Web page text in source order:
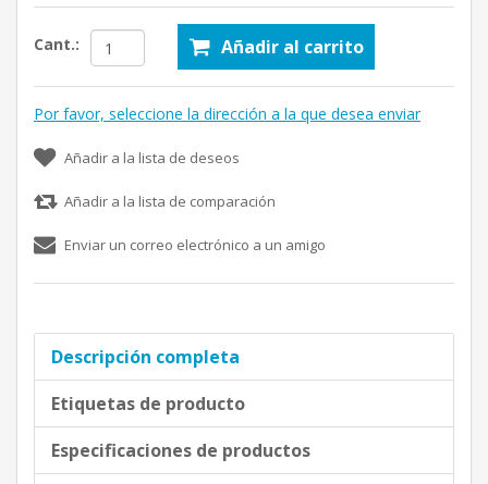
Cant.: Añadir al carrito
Por favor, seleccione la dirección a la que desea enviar
Añadir a la lista de deseos
Añadir a la lista de comparación
Enviar un correo electrónico a un amigo
Descripción completa
Etiquetas de producto
Especificaciones de productos